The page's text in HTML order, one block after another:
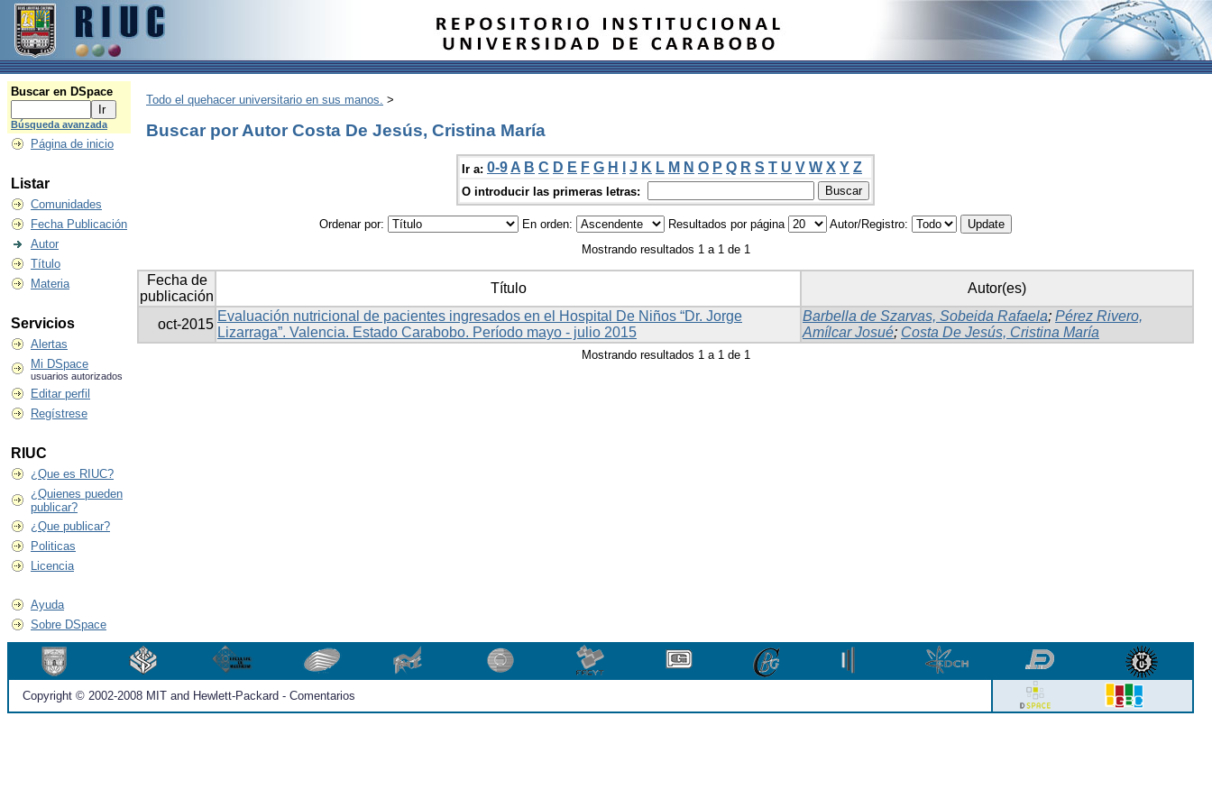
Buscar en DSpace
Búsqueda avanzada
Página de inicio
Listar
Comunidades
Fecha Publicación
Autor
Título
Materia
Servicios
Alertas
Mi DSpace
usuarios autorizados
Editar perfil
Regístrese
RIUC
¿Que es RIUC?
¿Quienes pueden
publicar?
¿Que publicar?
Politicas
Licencia
Ayuda
Sobre DSpace
Todo el quehacer universitario en sus manos. >
Buscar por Autor Costa De Jesús, Cristina María
Ir a: 0-9 A B C D E F G H J K L M N O P Q R S T U V W X Y Z
O introducir las primeras letras:
Ordenar por: En orden: Resultados por página
Autor/Registro:
Mostrando resultados 1 a 1 de 1
Fecha de
publicación
Título Autor(es)
oct-2015
Evaluación nutricional de pacientes ingresados en el Hospital De Niños “Dr. Jorge
Lizarraga”. Valencia. Estado Carabobo. Período mayo - julio 2015
Barbella de Szarvas, Sobeida Rafaela; Pérez Rivero,
Amílcar Josué; Costa De Jesús, Cristina María
Mostrando resultados 1 a 1 de 1
Copyright © 2002-2008 MIT and Hewlett-Packard - Comentarios